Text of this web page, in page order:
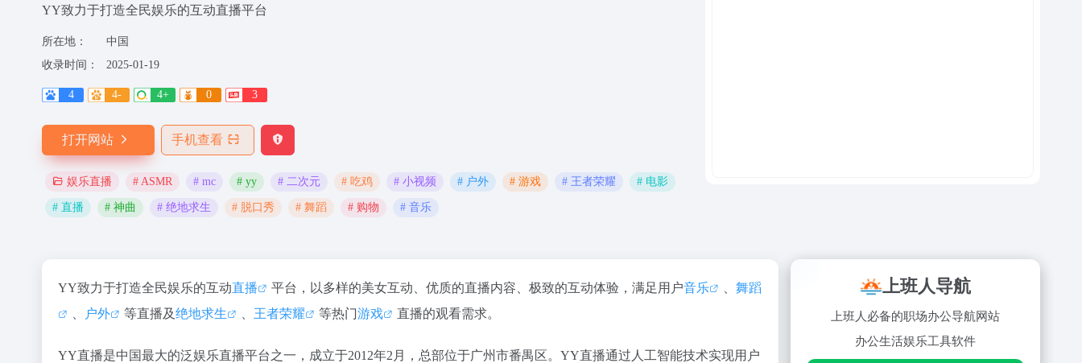
YY致力于打造全民娱乐的互动直播平台
所在地：
中国
收录时间：
2025-01-19
4 4- 4+ 0 3
打开网站 手机查看
娱乐直播 # ASMR # mc # yy # 二次元 # 吃鸡 # 小视频 # 户外 # 游戏 # 王者荣耀 # 电影
# 直播 # 神曲 # 绝地求生 # 脱口秀 # 舞蹈 # 购物 # 音乐
YY致力于打造全民娱乐的互动直播 平台，以多样的美女互动、优质的直播内容、极致的互动体验，满足用户音乐
舞蹈
户外 等直播及绝地求生 王者荣耀 等热门游戏 直播的观看需求。
YY直播是中国最大的泛娱乐直播平台之一，成立于2012年2月，总部位于广州市番禺区。YY直播通过人工智能技术实现用户
上班人导航
上班人必备的职场办公导航网站
办公生活娱乐工具软件